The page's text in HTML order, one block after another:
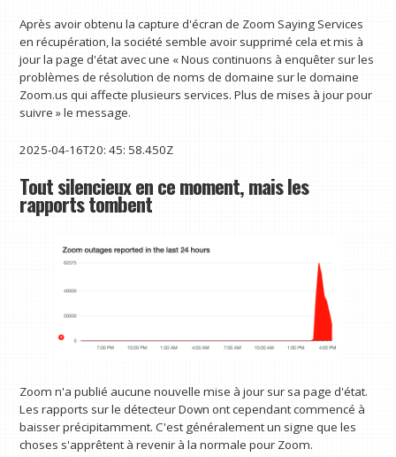
Après avoir obtenu la capture d'écran de Zoom Saying Services
en récupération, la société semble avoir supprimé cela et mis à
jour la page d'état avec une « Nous continuons à enquêter sur les
problèmes de résolution de noms de domaine sur le domaine
Zoom.us qui affecte plusieurs services. Plus de mises à jour pour
suivre » le message.
2025-04-16T20: 45: 58.450Z
Tout silencieux en ce moment, mais les
rapports tombent
Zoom n'a publié aucune nouvelle mise à jour sur sa page d'état.
Les rapports sur le détecteur Down ont cependant commencé à
baisser précipitamment. C'est généralement un signe que les
choses s'apprêtent à revenir à la normale pour Zoom.